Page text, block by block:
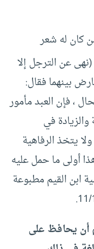
كان له شعر
(نهى عن الترجل إلا
بينهما فقال:
، فإن العبد مأمور
في
يتخذ الرفاهية
أولى ما حمل عليه
ابن القيم مطبوعة
أن يحافظ على